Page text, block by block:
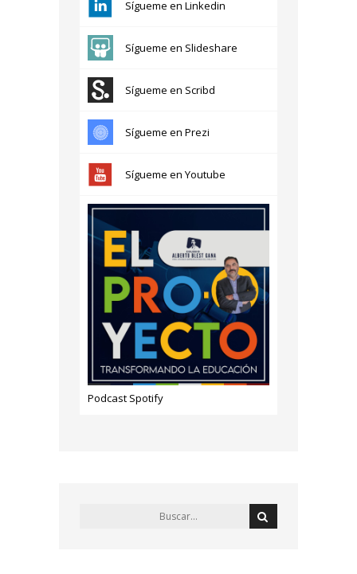
Sígueme en Linkedin
Sígueme en Slideshare
Sígueme en Scribd
Sígueme en Prezi
Sígueme en Youtube
Podcast Spotify